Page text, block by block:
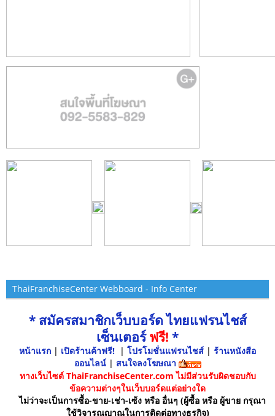
ThaiFranchiseCenter Webboard - Info Center
* สมัครสมาชิกเว็บบอร์ด ไทยแฟรนไชส์
เซ็นเตอร์ฟรี! *
หน้าแรก | เปิดร้านค้าฟรี! | โปรโมชั่นแฟรนไชส์ | ร้านหนังสือ
ออนไลน์ | สนใจลงโฆษณา
ทางเว็บไซต์ ThaiFranchiseCenter.com ไม่มีส่วนรับผิดชอบกับ
ข้อความต่างๆในเว็บบอร์ดแต่อย่างใด
ไม่ว่าจะเป็นการซื้อ-ขาย-เช่า-เซ้ง หรือ อื่นๆ (ผู้ซื้อ หรือ ผู้ขาย กรุณา
ใช้วิจารณญาณในการติดต่อทางธุรกิจ)